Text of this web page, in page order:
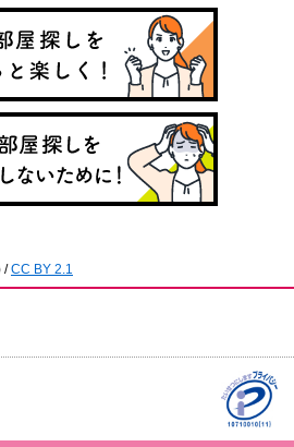
/CC BY 2.1